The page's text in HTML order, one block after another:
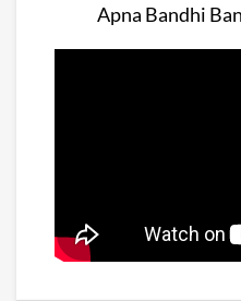
Apna Bandhi